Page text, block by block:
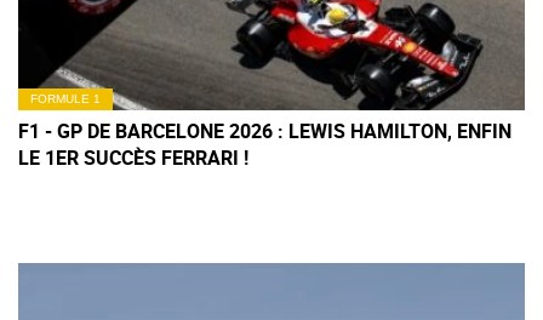
FORMULE 1
F1 - GP DE BARCELONE 2026 : LEWIS HAMILTON, ENFIN
LE 1ER SUCCÈS FERRARI !